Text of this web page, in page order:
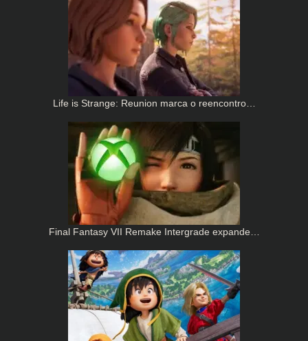
Life is Strange: Reunion marca o reencontro…
Final Fantasy VII Remake Intergrade expande…